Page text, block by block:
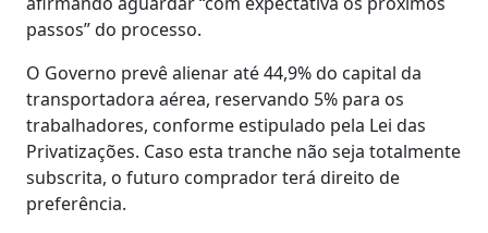
passos” do processo.
O Governo prevê alienar até 44,9% do capital da
transportadora aérea, reservando 5% para os
trabalhadores, conforme estipulado pela Lei das
Privatizações. Caso esta tranche não seja totalmente
subscrita, o futuro comprador terá direito de
preferência.